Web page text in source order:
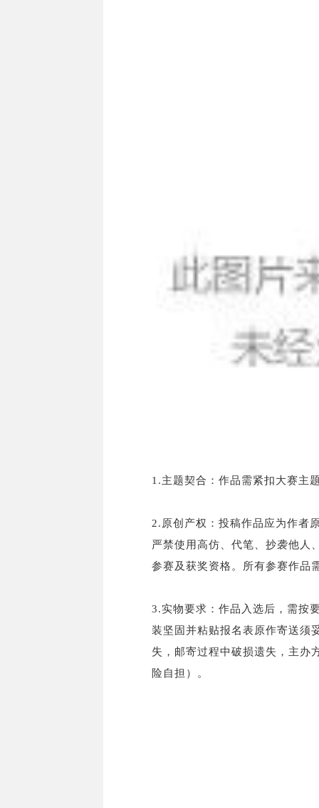
1.主题契合：作品需紧扣大赛主
2.原创产权：投稿作品应为作者
严禁使用高仿、代笔、抄袭他人
参赛及获奖资格。所有参赛作品
3.实物要求：作品入选后，需按
装坚固并粘贴报名表原作寄送须
失，邮寄过程中破损遗失，主办
险自担）。